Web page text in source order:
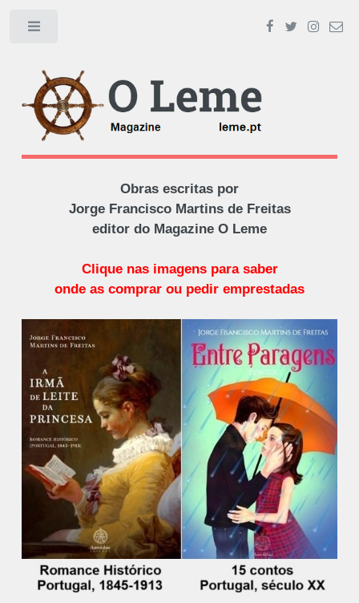
Obras escritas por
Jorge Francisco Martins de Freitas
editor do Magazine O Leme
Clique nas imagens para saber
onde as comprar ou pedir emprestadas